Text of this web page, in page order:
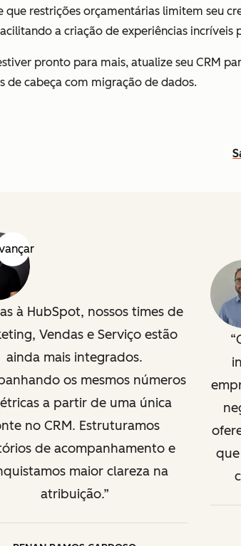
que restrições orçamentárias limitem seu
a criação de experiências
pronto para mais, atualize seu CRM
de cabeça com migração de dados.
à HubSpot, nossos times de
Vendas e Serviço estão
ainda mais integrados.
os mesmos números
a partir de uma única
no CRM. Estruturamos
de acompanhamento e
maior clareza na
atribuição.